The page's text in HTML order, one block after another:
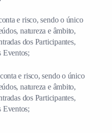
e risco, sendo o único
natureza e âmbito,
dos Participantes,
Eventos;
e risco, sendo o único
natureza e âmbito,
dos Participantes,
Eventos;